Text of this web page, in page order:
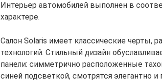
Интерьер автомобилей выполнен в
характере.
Салон Solaris имеет классические черты,
технологий. Стильный дизайн
панели: симметрично расположенные
синей подсветкой, смотрятся элегантно